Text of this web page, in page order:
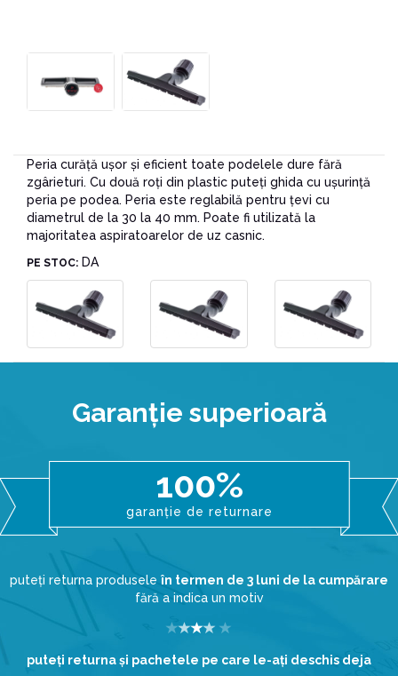
Peria curăță ușor și eficient toate podelele dure fără
zgârieturi. Cu două roți din plastic puteți ghida cu ușurință
peria pe podea. Peria este reglabilă pentru țevi cu
diametrul de la 30 la 40 mm. Poate fi utilizată la
majoritatea aspiratoarelor de uz casnic.
PE STOC: DA
Garanţie superioară
100%
garanție de returnare
puteți returna produsele în termen de 3 luni de la cumpărare
fără a indica un motiv
puteţi returna şi pachetele pe care le-aţi deschis deja